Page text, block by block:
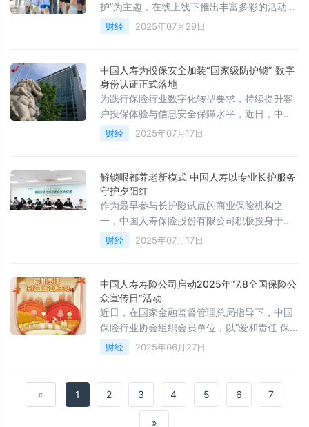
护”为主题，在线上线下推出丰富多彩的活动，
把第十九届客户节办成了持续一整月的“宠粉狂
欢”。
财经 2025年07月29日
中国人寿为投保安全加装“国家级防护锁” 数字
身份认证正式落地
为践行保险行业数字化转型要求，持续提升客
户投保体验与信息安全保障水平，近日，中国
人寿保险股份有限公司宣布核心业务系统正式
对接“国家网络身份认证公共服务”。
财经 2025年07月17日
解锁哏都养老新模式 中国人寿以专业长护服务
守护夕阳红
作为最早参与长护险试点的商业保险机构之
一，中国人寿保险股份有限公司积极投身于社
会保障体系建设。
财经 2025年07月17日
中国人寿寿险公司启动2025年“7.8全国保险公
众宣传日”活动
近日，在国家金融监督管理总局指导下，中国
保险行业协会组织会员单位，以“爱和责任 保
险让生活更美好”为年度主题，正式开启 2025
年“7.8 全国保险公众宣传日”系列活动。
财经 2025年06月27日
« 1 2 3 4 5 6 7
»